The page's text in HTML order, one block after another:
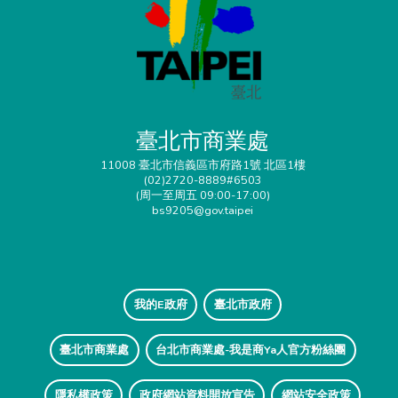
臺北市商業處
11008 臺北市信義區市府路1號 北區1樓
(02)2720-8889#6503
(周一至周五 09:00-17:00)
bs9205@gov.taipei
我的E政府 臺北市政府
臺北市商業處 台北市商業處-我是商Ya人官方粉絲團